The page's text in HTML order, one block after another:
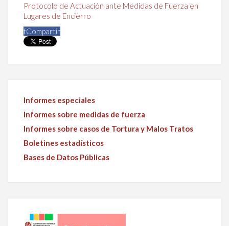
Protocolo de Actuación ante Medidas de Fuerza en
Lugares de Encierro
fCompartir
Informes especiales
Informes sobre medidas de fuerza
Informes sobre casos de Tortura y Malos Tratos
Boletines estadísticos
Bases de Datos Públicas